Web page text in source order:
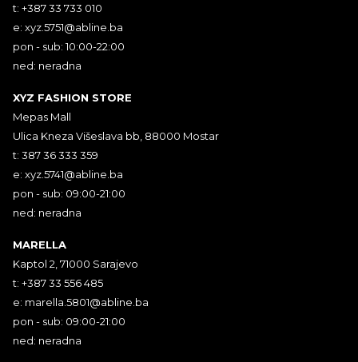
t: +387 33 733 010
e: xyz.5751@abline.ba
pon - sub: 10:00-22:00
ned: neradna
XYZ FASHION STORE
Mepas Mall
Ulica Kneza Višeslava bb, 88000 Mostar
t: 387 36 333 359
e: xyz.5741@abline.ba
pon - sub: 09:00-21:00
ned: neradna
MARELLA
Kaptol 2, 71000 Sarajevo
t: +387 33 556 485
e: marella.5801@abline.ba
pon - sub: 09:00-21:00
ned: neradna